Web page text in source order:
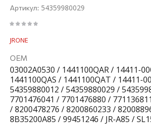
Артикул: 54359980029
JRONE
ОЕМ
03002A0530 / 1441100QAR / 14411-
1441100QAS / 1441100QAT / 14411-
54359880012 / 54359880029 /
7701476041 / 7701476880 /
/ 8200478276 / 8200860233 /
8B35200A85 / 99451246 / JR-A85 /